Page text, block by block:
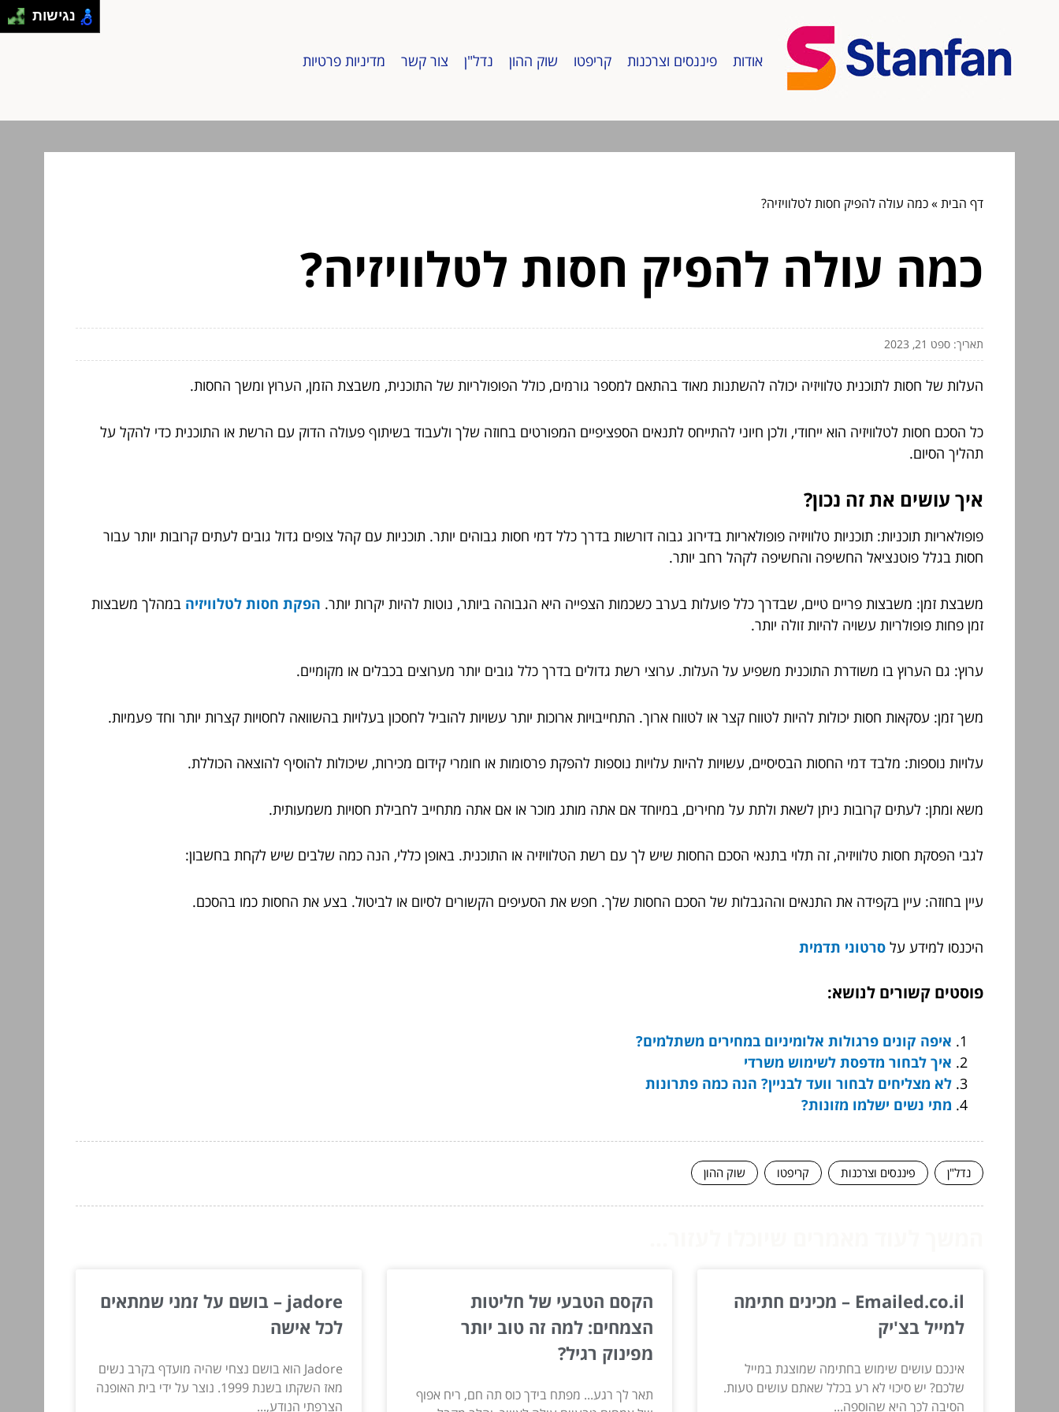
אודות פיננסים וצרכנות קריפטו שוק ההון נדל"ן צור קשר מדיניות פרטיות
דף הבית»כמה עולה להפיק חסות לטלוויזיה?
כמה עולה להפיק חסות לטלוויזיה?
תאריך: ספט 21, 2023
העלות של חסות לתוכנית טלוויזיה יכולה להשתנות מאוד בהתאם למספר גורמים, כולל הפופולריות של התוכנית, משבצת הזמן, הערוץ ומשך החסות.
כל הסכם חסות לטלוויזיה הוא ייחודי, ולכן חיוני להתייחס לתנאים הספציפיים המפורטים בחוזה שלך ולעבוד בשיתוף פעולה הדוק עם הרשת או התוכנית כדי להקל על
תהליך הסיום.
איך עושים את זה נכון?
פופולאריות תוכניות: תוכניות טלוויזיה פופולאריות בדירוג גבוה דורשות בדרך כלל דמי חסות גבוהים יותר. תוכניות עם קהל צופים גדול גובים לעתים קרובות יותר עבור
חסות בגלל פוטנציאל החשיפה והחשיפה לקהל רחב יותר.
משבצת זמן: משבצות פריים טיים, שבדרך כלל פועלות בערב כשכמות הצפייה היא הגבוהה ביותר, נוטות להיות יקרות יותר. הפקת חסות לטלוויזיה במהלך משבצות
זמן פחות פופולריות עשויה להיות זולה יותר.
ערוץ: גם הערוץ בו משודרת התוכנית משפיע על העלות. ערוצי רשת גדולים בדרך כלל גובים יותר מערוצים בכבלים או מקומיים.
משך זמן: עסקאות חסות יכולות להיות לטווח קצר או לטווח ארוך. התחייבויות ארוכות יותר עשויות להוביל לחסכון בעלויות בהשוואה לחסויות קצרות יותר וחד פעמיות.
עלויות נוספות: מלבד דמי החסות הבסיסיים, עשויות להיות עלויות נוספות להפקת פרסומות או חומרי קידום מכירות, שיכולות להוסיף להוצאה הכוללת.
משא ומתן: לעתים קרובות ניתן לשאת ולתת על מחירים, במיוחד אם אתה מותג מוכר או אם אתה מתחייב לחבילת חסויות משמעותית.
לגבי הפסקת חסות טלוויזיה, זה תלוי בתנאי הסכם החסות שיש לך עם רשת הטלוויזיה או התוכנית. באופן כללי, הנה כמה שלבים שיש לקחת בחשבון:
עיין בחוזה: עיין בקפידה את התנאים וההגבלות של הסכם החסות שלך. חפש את הסעיפים הקשורים לסיום או לביטול. בצע את החסות כמו בהסכם.
היכנסו למידע על סרטוני תדמית
פוסטים קשורים לנושא:
איפה קונים פרגולות אלומיניום במחירים משתלמים?
איך לבחור מדפסת לשימוש משרדי
לא מצליחים לבחור וועד לבניין? הנה כמה פתרונות
מתי נשים ישלמו מזונות?
נדל"ן פיננסים וצרכנות קריפטו שוק ההון
Emailed.co.il – מכינים חתימה
למייל בצ'יק
אינכם עושים שימוש בחתימה שמוצגת במייל
שלכם? יש סיכוי לא רע בכלל שאתם עושים טעות.
הסיבה לכך היא שהוספה...
הקסם הטבעי של חליטות
הצמחים: למה זה טוב יותר
מפינוק רגיל?
תאר לך רגע... מפתח בידך כוס תה חם, ריח אפוף
jadore – בושם על זמני שמתאים
לכל אישה
Jadore הוא בושם נצחי שהיה מועדף בקרב נשים
מאז השקתו בשנת 1999. נוצר על ידי בית האופנה
הצרפתי הנודע,...
נגישות